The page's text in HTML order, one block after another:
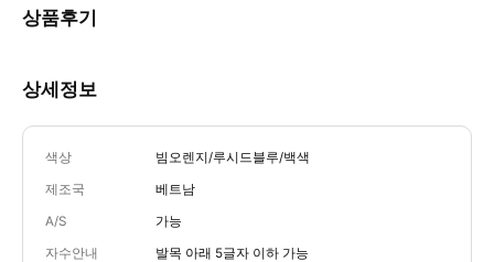
상품후기
상세정보
색상 빔오렌지/루시드블루/백색
제조국 베트남
A/S 가능
자수안내 발목 아래 5글자 이하 가능